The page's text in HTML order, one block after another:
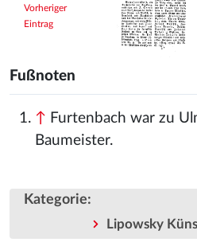
Vorheriger
Eintrag
Fußnoten
↑ Furtenbach war zu
Baumeister.
Kategorie:
Lipowsky